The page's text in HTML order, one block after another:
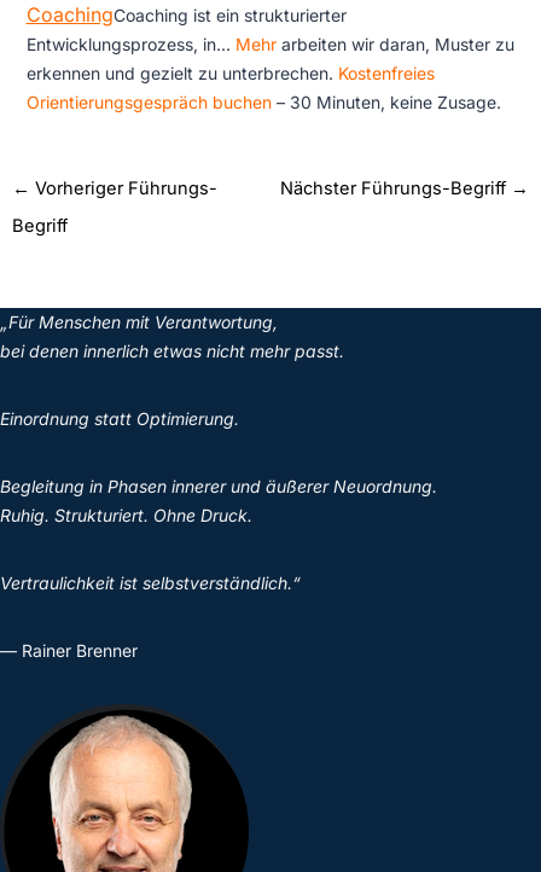
CoachingCoaching ist ein strukturierter
Entwicklungsprozess, in... Mehrarbeiten wir daran, Muster zu
erkennen und gezielt zu unterbrechen. Kostenfreies
Orientierungsgespräch buchen– 30 Minuten, keine Zusage.
← Vorheriger Führungs-
Begriff
Nächster Führungs-Begriff →
„Für Menschen mit Verantwortung,
bei denen innerlich etwas nicht mehr passt.
Einordnung statt Optimierung.
Begleitung in Phasen innerer und äußerer Neuordnung.
Ruhig. Strukturiert. Ohne Druck.
Vertraulichkeit ist selbstverständlich.“
— Rainer Brenner